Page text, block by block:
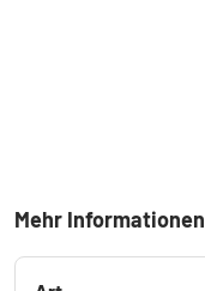
Mehr Informationen